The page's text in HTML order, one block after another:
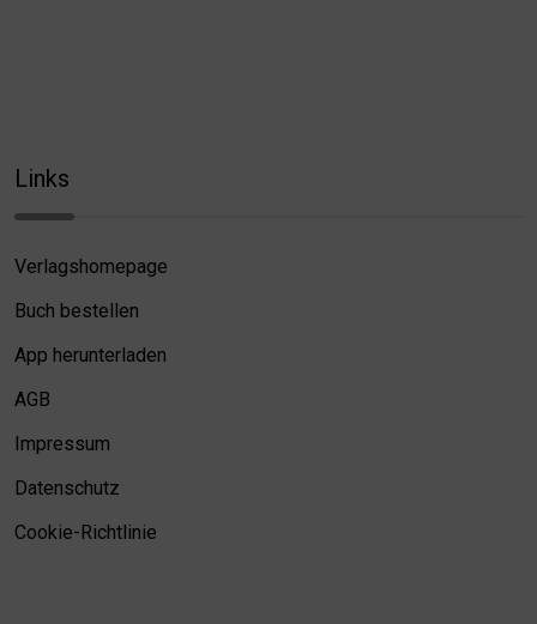
Links
Verlagshomepage
Buch bestellen
App herunterladen
AGB
Impressum
Datenschutz
Cookie-Richtlinie